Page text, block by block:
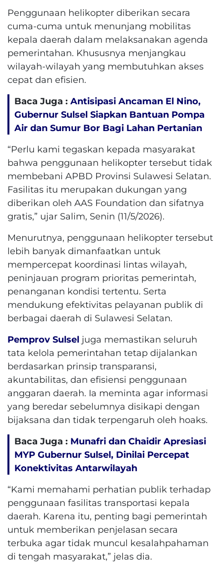
Penggunaan helikopter diberikan secara
cuma-cuma untuk menunjang mobilitas
kepala daerah dalam melaksanakan agenda
pemerintahan. Khususnya menjangkau
wilayah-wilayah yang membutuhkan akses
cepat dan efisien.
Baca Juga : Antisipasi Ancaman El Nino,
Gubernur Sulsel Siapkan Bantuan Pompa
Air dan Sumur Bor Bagi Lahan Pertanian
“Perlu kami tegaskan kepada masyarakat
bahwa penggunaan helikopter tersebut tidak
membebani APBD Provinsi Sulawesi Selatan.
Fasilitas itu merupakan dukungan yang
diberikan oleh AAS Foundation dan sifatnya
gratis,” ujar Salim, Senin (11/5/2026).
Menurutnya, penggunaan helikopter tersebut
lebih banyak dimanfaatkan untuk
mempercepat koordinasi lintas wilayah,
peninjauan program prioritas pemerintah,
penanganan kondisi tertentu. Serta
mendukung efektivitas pelayanan publik di
berbagai daerah di Sulawesi Selatan.
Pemprov Sulsel juga memastikan seluruh
tata kelola pemerintahan tetap dijalankan
berdasarkan prinsip transparansi,
akuntabilitas, dan efisiensi penggunaan
anggaran daerah. Ia meminta agar informasi
yang beredar sebelumnya disikapi dengan
bijaksana dan tidak terpengaruh oleh hoaks.
Baca Juga : Munafri dan Chaidir Apresiasi
MYP Gubernur Sulsel, Dinilai Percepat
Konektivitas Antarwilayah
“Kami memahami perhatian publik terhadap
penggunaan fasilitas transportasi kepala
daerah. Karena itu, penting bagi pemerintah
untuk memberikan penjelasan secara
terbuka agar tidak muncul kesalahpahaman
di tengah masyarakat,” jelas dia.